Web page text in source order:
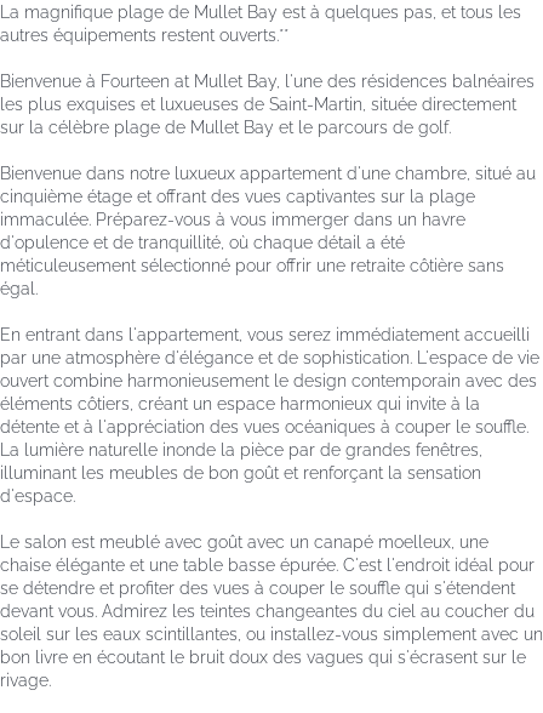
La magnifique plage de Mullet Bay est à quelques pas, et tous les
autres équipements restent ouverts.**
Bienvenue à Fourteen at Mullet Bay, l'une des résidences balnéaires
les plus exquises et luxueuses de Saint-Martin, située directement
sur la célèbre plage de Mullet Bay et le parcours de golf.
Bienvenue dans notre luxueux appartement d'une chambre, situé au
cinquième étage et offrant des vues captivantes sur la plage
immaculée. Préparez-vous à vous immerger dans un havre
d'opulence et de tranquillité, où chaque détail a été
méticuleusement sélectionné pour offrir une retraite côtière sans
égal.
En entrant dans l'appartement, vous serez immédiatement accueilli
par une atmosphère d'élégance et de sophistication. L'espace de vie
ouvert combine harmonieusement le design contemporain avec des
éléments côtiers, créant un espace harmonieux qui invite à la
détente et à l'appréciation des vues océaniques à couper le souffle.
La lumière naturelle inonde la pièce par de grandes fenêtres,
illuminant les meubles de bon goût et renforçant la sensation
d'espace.
Le salon est meublé avec goût avec un canapé moelleux, une
chaise élégante et une table basse épurée. C'est l'endroit idéal pour
se détendre et profiter des vues à couper le souffle qui s'étendent
devant vous. Admirez les teintes changeantes du ciel au coucher du
soleil sur les eaux scintillantes, ou installez-vous simplement avec un
bon livre en écoutant le bruit doux des vagues qui s'écrasent sur le
rivage.